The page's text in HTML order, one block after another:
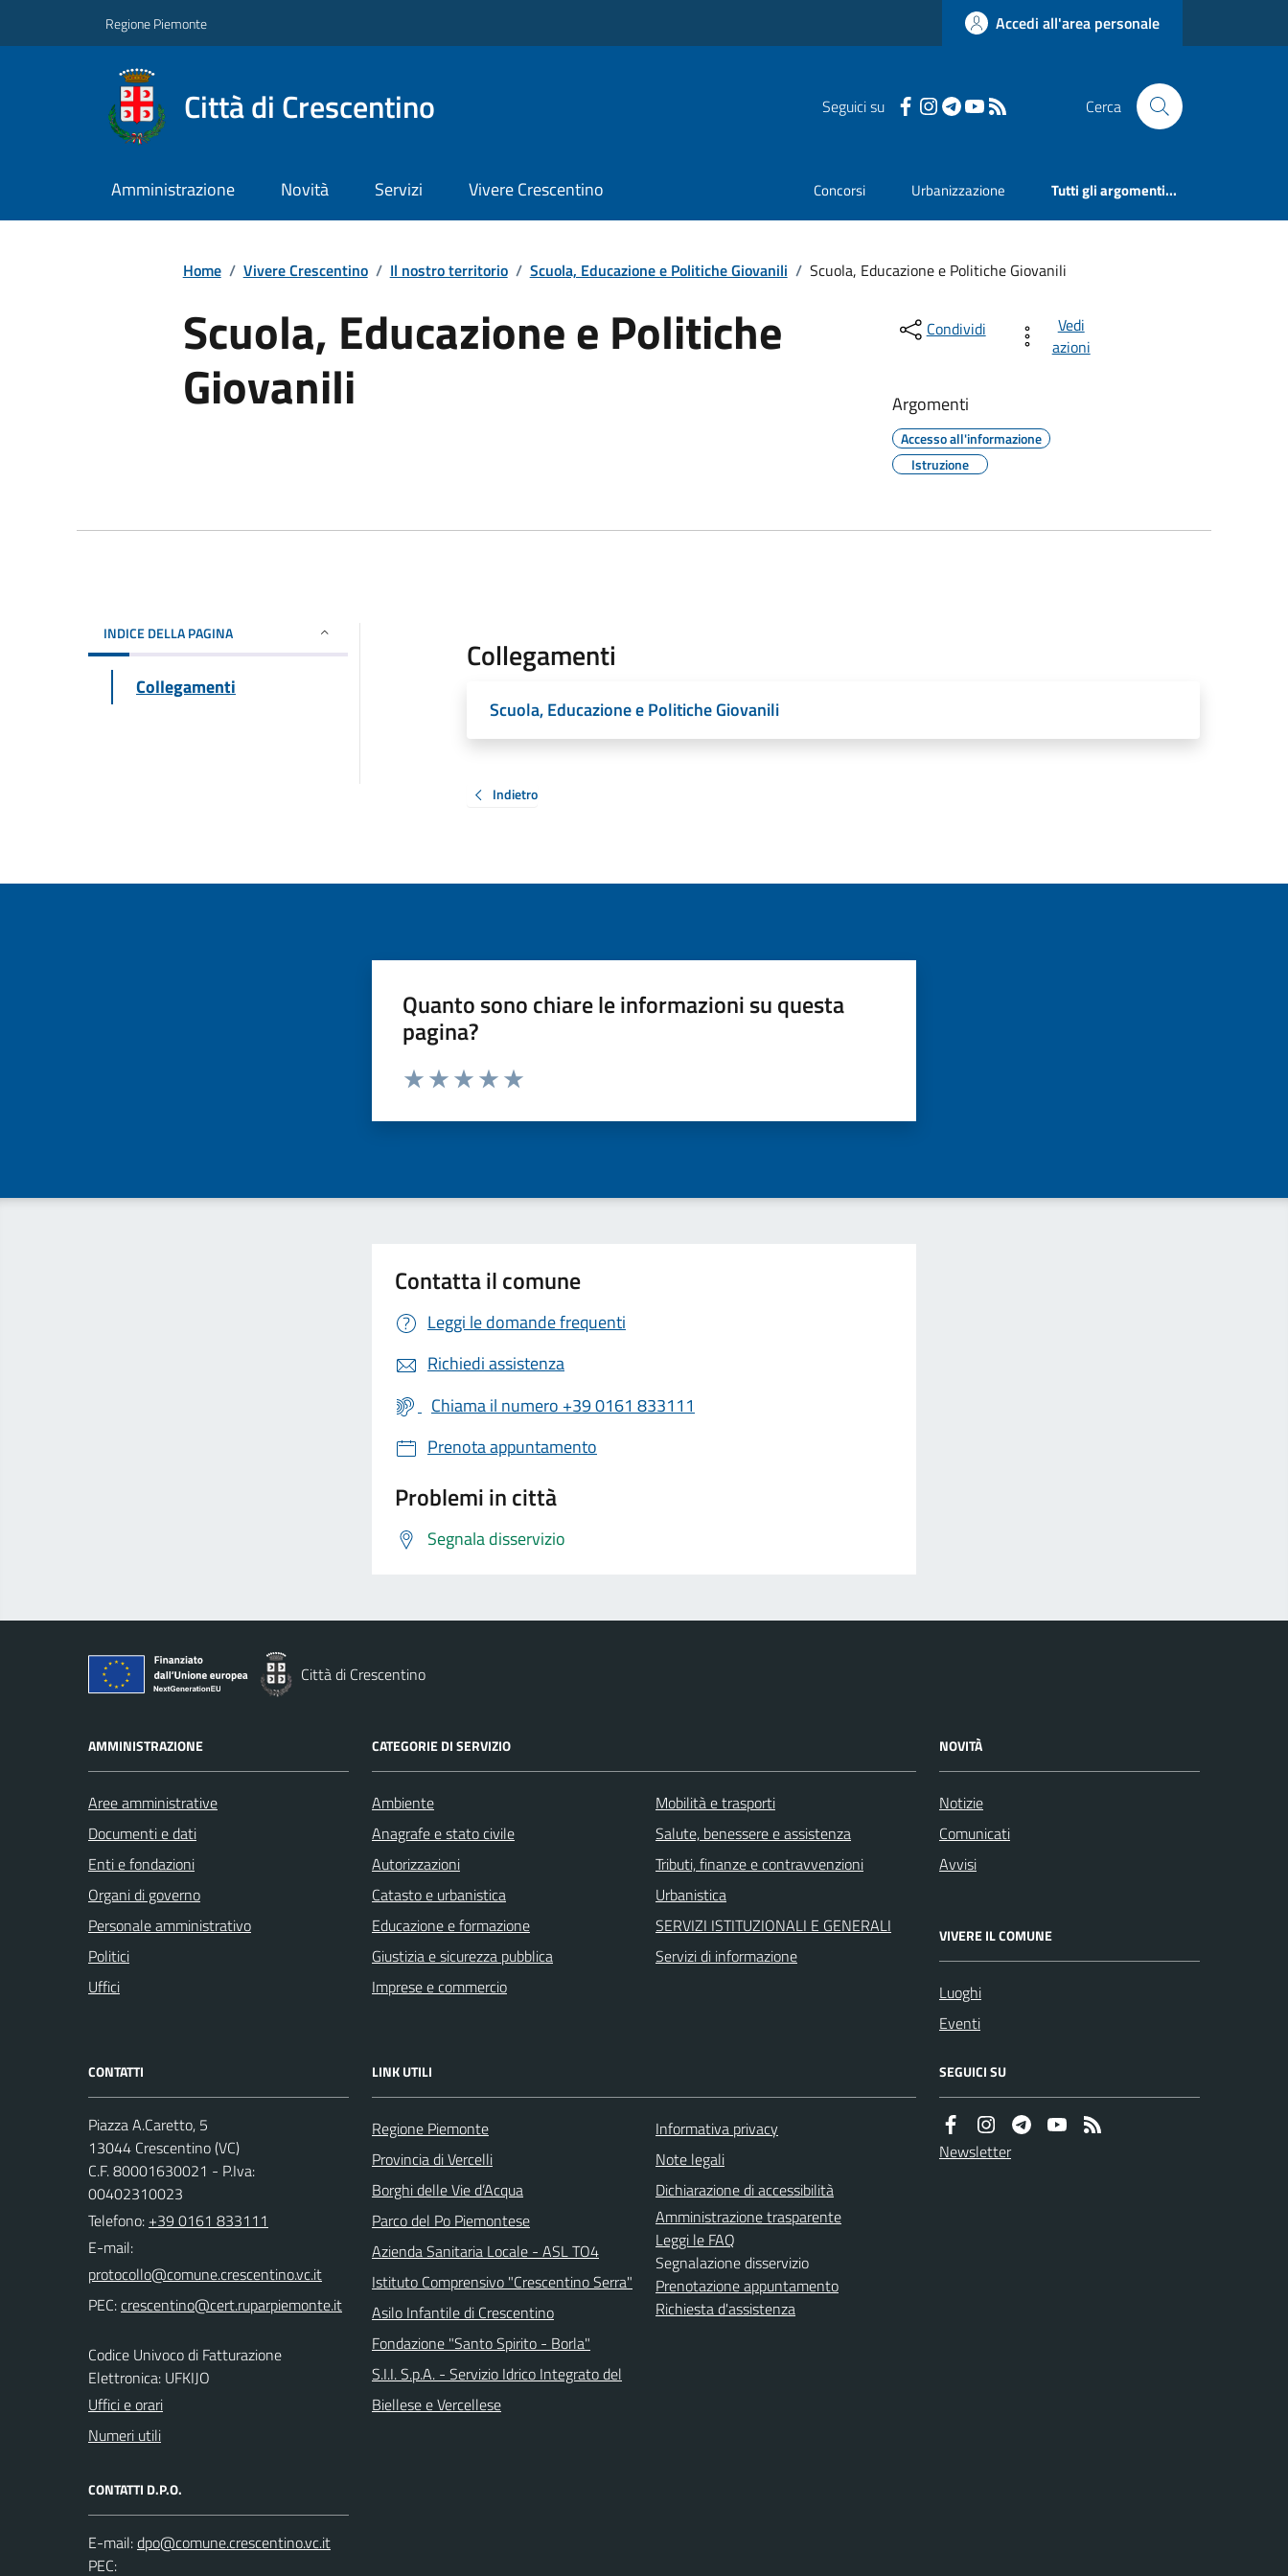
Regione Piemonte Accedi all'area personale
Città di Crescentino Seguici su Cerca
Amministrazione Novità Servizi Vivere Crescentino Concorsi Urbanizzazione Tutti gli argomenti...
Home / Vivere Crescentino / Il nostro territorio / Scuola, Educazione e Politiche Giovanili / Scuola, Educazione e Politiche Giovanili
Scuola, Educazione e Politiche
Giovanili
Condividi
Vedi
azioni
Argomenti
Accesso all'informazione
Istruzione
INDICE DELLA PAGINA
Collegamenti
Collegamenti
Scuola, Educazione e Politiche Giovanili
Indietro
Quanto sono chiare le informazioni su questa
pagina?
Valuta da 1 a 5 stelle la pagina
Contatta il comune
Leggi le domande frequenti
Richiedi assistenza
Chiama il numero +39 0161 833111
Prenota appuntamento
Problemi in città
Segnala disservizio
Città di Crescentino
AMMINISTRAZIONE
Aree amministrative
Documenti e dati
Enti e fondazioni
Organi di governo
Personale amministrativo
Politici
Uffici
CATEGORIE DI SERVIZIO
Ambiente
Anagrafe e stato civile
Autorizzazioni
Catasto e urbanistica
Educazione e formazione
Giustizia e sicurezza pubblica
Imprese e commercio
Mobilità e trasporti
Salute, benessere e assistenza
Tributi, finanze e contravvenzioni
Urbanistica
SERVIZI ISTITUZIONALI E GENERALI
Servizi di informazione
NOVITÀ
Notizie
Comunicati
Avvisi
VIVERE IL COMUNE
Luoghi
Eventi
CONTATTI
Piazza A.Caretto, 5
13044 Crescentino (VC)
C.F. 80001630021 - P.Iva:
00402310023
Telefono: +39 0161 833111
E-mail:
PEC:
Codice Univoco di Fatturazione
Elettronica: UFKIJO
Uffici e orari
Numeri utili
CONTATTI D.P.O.
E-mail:
PEC:
LINK UTILI
Regione Piemonte
Provincia di Vercelli
Borghi delle Vie d’Acqua
Parco del Po Piemontese
Azienda Sanitaria Locale - ASL TO4
Istituto Comprensivo "Crescentino Serra"
Asilo Infantile di Crescentino
Fondazione "Santo Spirito - Borla"
S.I.I. S.p.A. - Servizio Idrico Integrato del
Biellese e Vercellese
Informativa privacy
Note legali
Dichiarazione di accessibilità
Amministrazione trasparente
Leggi le FAQ
Segnalazione disservizio
Prenotazione appuntamento
Richiesta d'assistenza
SEGUICI SU
Newsletter